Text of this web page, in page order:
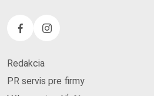
Redakcia
PR servis pre firmy